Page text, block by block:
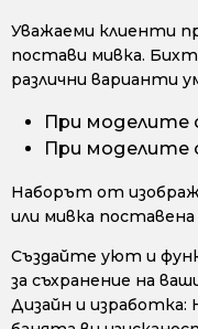
Уважаеми клиенти
постави мивка.
различни варианти
При моделите
При моделите
Наборът от
или мивка
Създайте уют и
за съхранение на
Дизайн и